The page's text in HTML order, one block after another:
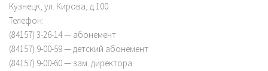
Кузнецк, ул. Кирова, д.100
Телефон:
(84157) 3-26-14 — абонемент
(84157) 9-00-59 — детский абонемент
(84157) 9-00-60 — зам. директора